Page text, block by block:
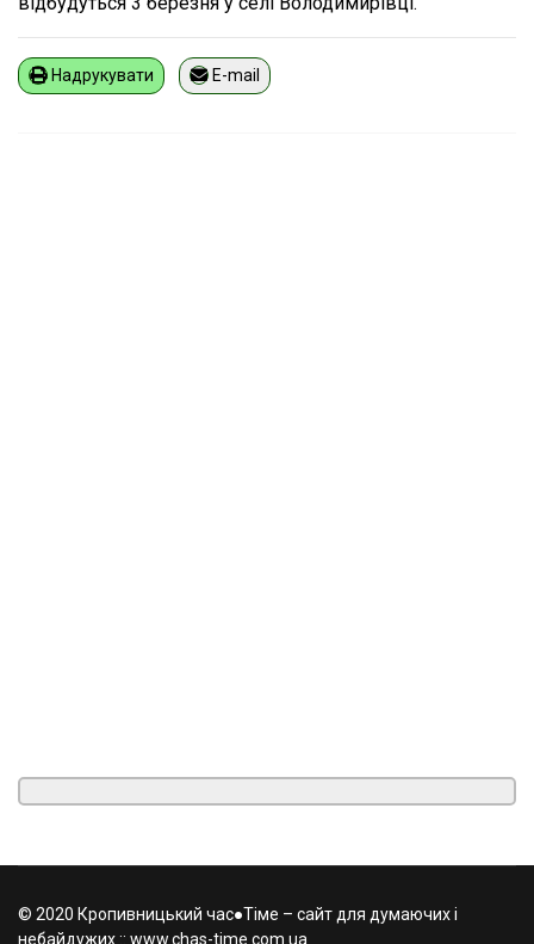
Надрукувати E-mail
© 2020 Кропивницький час●Тіме – сайт для думаючих і
небайдужих :: www.chas-time.com.ua